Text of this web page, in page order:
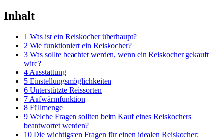
Inhalt
1 Was ist ein Reiskocher überhaupt?
2 Wie funktioniert ein Reiskocher?
3 Was sollte beachtet werden, wenn ein Reiskocher gekauft
wird?
4 Ausstattung
5 Einstellungsmöglichkeiten
6 Unterstützte Reissorten
7 Aufwärmfunktion
8 Füllmenge
9 Welche Fragen sollten beim Kauf eines Reiskochers
beantwortet werden?
10 Die wichtigsten Fragen für einen idealen Reiskocher: